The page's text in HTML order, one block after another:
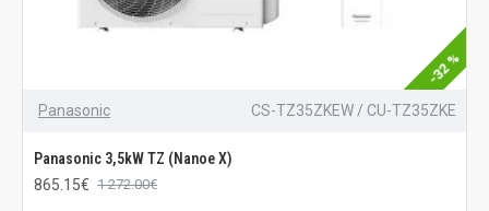
-32 %
Panasonic CS-TZ35ZKEW / CU-TZ35ZKE
Panasonic 3,5kW TZ (Nanoe X)
865.15€ 1 272.00€